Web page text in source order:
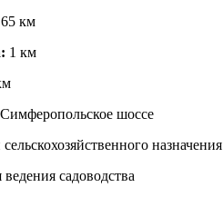
65 км
1 км
Симферопольское шоссе
назначения
ведения садоводства